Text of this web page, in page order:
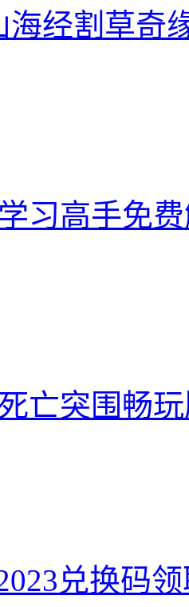
海经割草奇
学习高手免
亡突围畅
兑换码